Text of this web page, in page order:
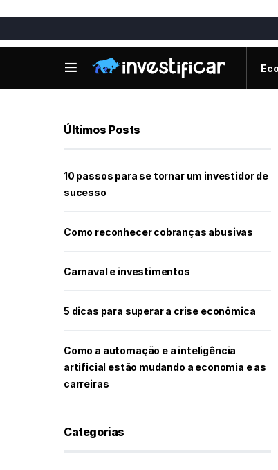
Últimos Posts
10 passos para se tornar um investidor de
sucesso
Como reconhecer cobranças abusivas
Carnaval e investimentos
5 dicas para superar a crise econômica
Como a automação e a inteligência
artificial estão mudando a economia e as
carreiras
Categorias